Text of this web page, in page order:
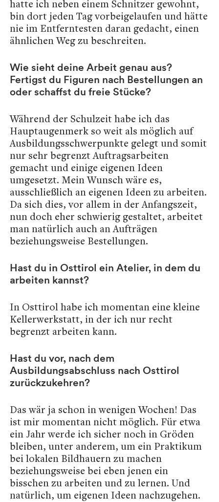
hatte ich neben einem Schnitzer gewohnt,
bin dort jeden Tag vorbeigelaufen und hätte
nie im Entferntesten daran gedacht, einen
ähnlichen Weg zu beschreiten.
Wie sieht deine Arbeit genau aus?
Fertigst du Figuren nach Bestellungen an
oder schaffst du freie Stücke?
Während der Schulzeit habe ich das
Hauptaugenmerk so weit als möglich auf
Ausbildungsschwerpunkte gelegt und somit
nur sehr begrenzt Auftragsarbeiten
gemacht und einige eigenen Ideen
umgesetzt. Mein Wunsch wäre es,
ausschließlich an eigenen Ideen zu arbeiten.
Da sich dies, vor allem in der Anfangszeit,
nun doch eher schwierig gestaltet, arbeitet
man natürlich auch an Aufträgen
beziehungsweise Bestellungen.
Hast du in Osttirol ein Atelier, in dem du
arbeiten kannst?
In Osttirol habe ich momentan eine kleine
Kellerwerkstatt, in der ich nur recht
begrenzt arbeiten kann.
Hast du vor, nach dem
Ausbildungsabschluss nach Osttirol
zurückzukehren?
Das wär ja schon in wenigen Wochen! Das
ist mir momentan nicht möglich. Für etwa
ein Jahr werde ich sicher noch in Gröden
bleiben, unter anderem, um ein Praktikum
bei lokalen Bildhauern zu machen
beziehungsweise bei eben jenen ein
bisschen zu arbeiten und zu lernen. Und
natürlich, um eigenen Ideen nachzugehen.